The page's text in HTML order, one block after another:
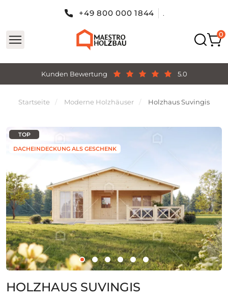
Kunden Bewertung 5.0
+49 800 000 1844 .
Startseite Moderne Holzhäuser Holzhaus Suvingis
TOP
DACHEINDECKUNG ALS GESCHENK
HOLZHAUS SUVINGIS